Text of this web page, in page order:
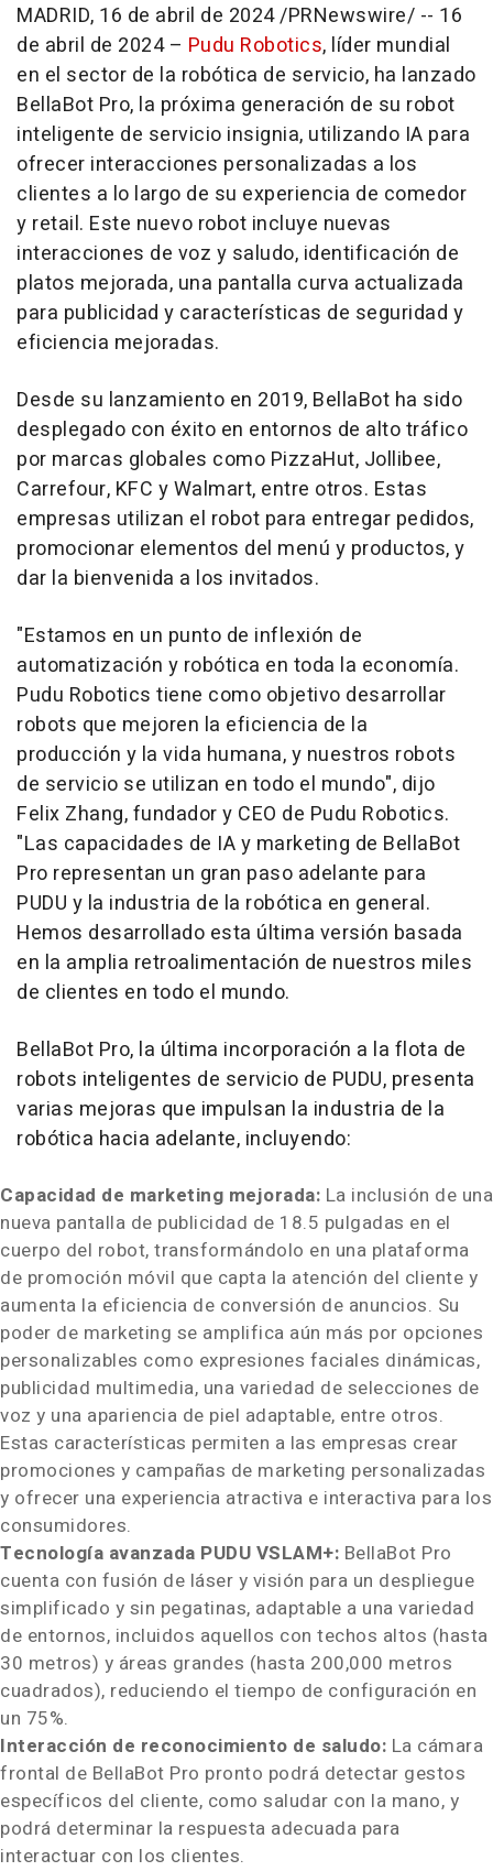
MADRID, 16 de abril de 2024/PRNewswire/ -- 16
de abril de 2024 – Pudu Robotics, líder mundial
en el sector de la robótica de servicio, ha lanzado
BellaBot Pro, la próxima generación de su robot
inteligente de servicio insignia, utilizando IA para
ofrecer interacciones personalizadas a los
clientes a lo largo de su experiencia de comedor
y retail. Este nuevo robot incluye nuevas
interacciones de voz y saludo, identificación de
platos mejorada, una pantalla curva actualizada
para publicidad y características de seguridad y
eficiencia mejoradas.
Desde su lanzamiento en 2019, BellaBot ha sido
desplegado con éxito en entornos de alto tráfico
por marcas globales como PizzaHut, Jollibee,
Carrefour, KFC y Walmart, entre otros. Estas
empresas utilizan el robot para entregar pedidos,
promocionar elementos del menú y productos, y
dar la bienvenida a los invitados.
"Estamos en un punto de inflexión de
automatización y robótica en toda la economía.
Pudu Robotics tiene como objetivo desarrollar
robots que mejoren la eficiencia de la
producción y la vida humana, y nuestros robots
de servicio se utilizan en todo el mundo", dijo
Felix Zhang, fundador y CEO de Pudu Robotics.
"Las capacidades de IA y marketing de BellaBot
Pro representan un gran paso adelante para
PUDU y la industria de la robótica en general.
Hemos desarrollado esta última versión basada
en la amplia retroalimentación de nuestros miles
de clientes en todo el mundo.
BellaBot Pro, la última incorporación a la flota de
robots inteligentes de servicio de PUDU, presenta
varias mejoras que impulsan la industria de la
robótica hacia adelante, incluyendo:
Capacidad de marketing mejorada: La inclusión de una
nueva pantalla de publicidad de 18.5 pulgadas en el
cuerpo del robot, transformándolo en una plataforma
de promoción móvil que capta la atención del cliente y
aumenta la eficiencia de conversión de anuncios. Su
poder de marketing se amplifica aún más por opciones
personalizables como expresiones faciales dinámicas,
publicidad multimedia, una variedad de selecciones de
voz y una apariencia de piel adaptable, entre otros.
Estas características permiten a las empresas crear
promociones y campañas de marketing personalizadas
y ofrecer una experiencia atractiva e interactiva para los
consumidores.
Tecnología avanzada PUDU VSLAM+: BellaBot Pro
cuenta con fusión de láser y visión para un despliegue
simplificado y sin pegatinas, adaptable a una variedad
de entornos, incluidos aquellos con techos altos (hasta
30 metros) y áreas grandes (hasta 200,000 metros
cuadrados), reduciendo el tiempo de configuración en
un 75%.
Interacción de reconocimiento de saludo: La cámara
frontal de BellaBot Pro pronto podrá detectar gestos
específicos del cliente, como saludar con la mano, y
podrá determinar la respuesta adecuada para
interactuar con los clientes.